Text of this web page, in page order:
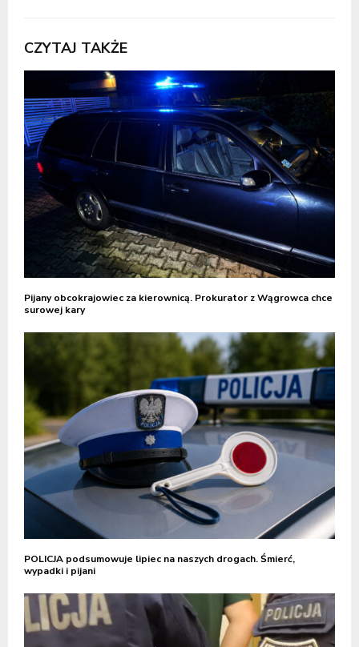
CZYTAJ TAKŻE
Pijany obcokrajowiec za kierownicą. Prokurator z Wągrowca chce
surowej kary
POLICJA podsumowuje lipiec na naszych drogach. Śmierć,
wypadki i pijani